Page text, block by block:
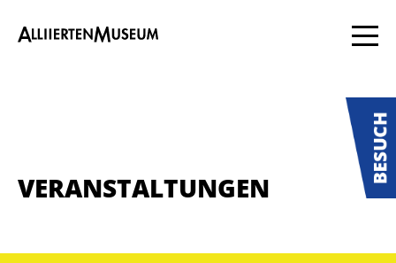
VERANSTALTUNGEN